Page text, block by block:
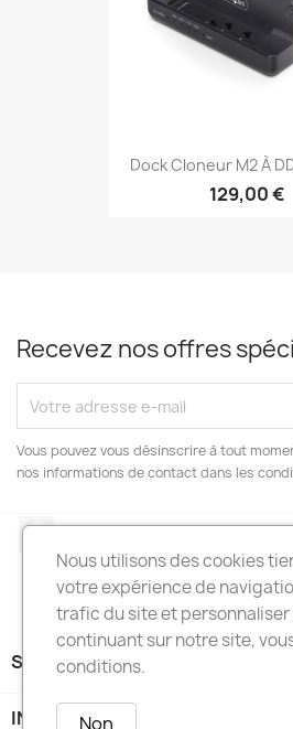
Dock Cloneur M2 À
129,00 €
Recevez nos offres
Vous pouvez vous désinscrire à tout
nos informations de contact dans les
Facebook
SARL C3P
INFORMATIONS
Nous utilisons des cookies
votre expérience de
trafic du site et personnaliser
continuant sur notre site,
conditions.
Non